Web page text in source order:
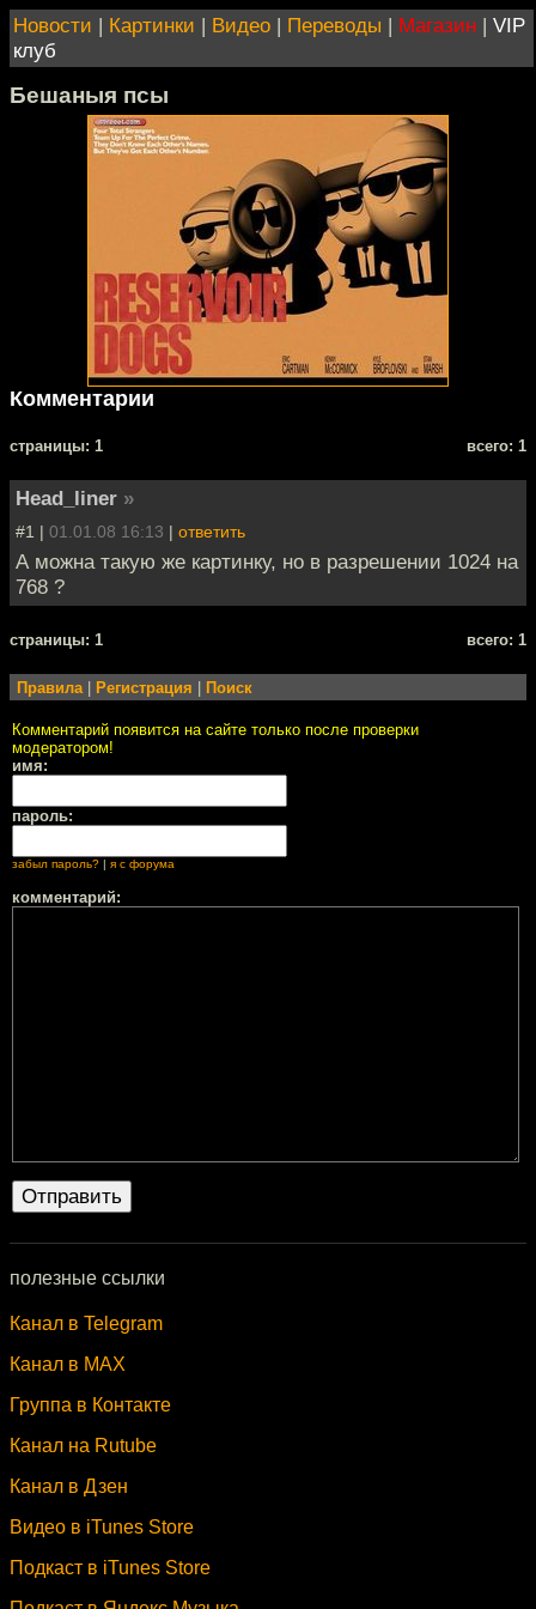
Новости | Картинки | Видео | Переводы | Магазин | VIP
клуб
Бешаныя псы
Комментарии
cтраницы: 1 всего: 1
Head_liner »
#1 | 01.01.08 16:13 | ответить
А можна такую же картинку, но в разрешении 1024 на
768 ?
cтраницы: 1 всего: 1
Правила Регистрация Поиск
Комментарий появится на сайте только после проверки
модератором!
имя:
пароль:
забыл пароль? | я с форума
комментарий:
полезные ссылки
Канал в Telegram
Канал в MAX
Группа в Контакте
Канал на Rutube
Канал в Дзен
Видео в iTunes Store
Подкаст в iTunes Store